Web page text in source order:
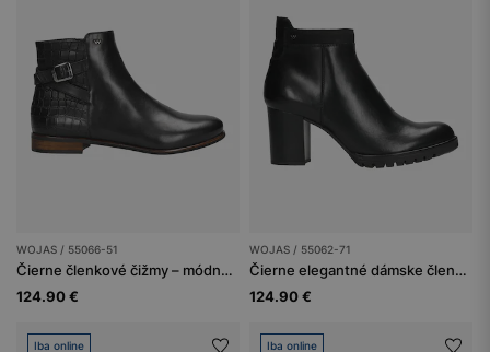
WOJAS / 55066-51
Čierne členkové čižmy – módna senzácia tohtoročnej jesene
124.90 €
WOJAS / 55062-71
Čierne elegantné dámske členkové topánky na zimu
124.90 €
Iba online Iba online